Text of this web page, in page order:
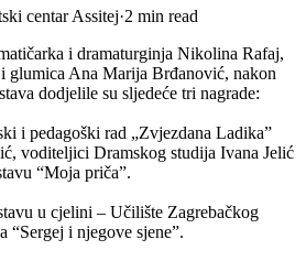
centar Assitej·2 min read
i dramaturginja Nikolina Rafaj,
glumica Ana Marija Brđanović, nakon
dodjelile su sljedeće tri nagrade:
i pedagoški rad „Zvjezdana Ladika”
voditeljici Dramskog studija Ivana Jelić
“Moja priča”.
u cjelini – Učilište Zagrebačkog
“Sergej i njegove sjene”.